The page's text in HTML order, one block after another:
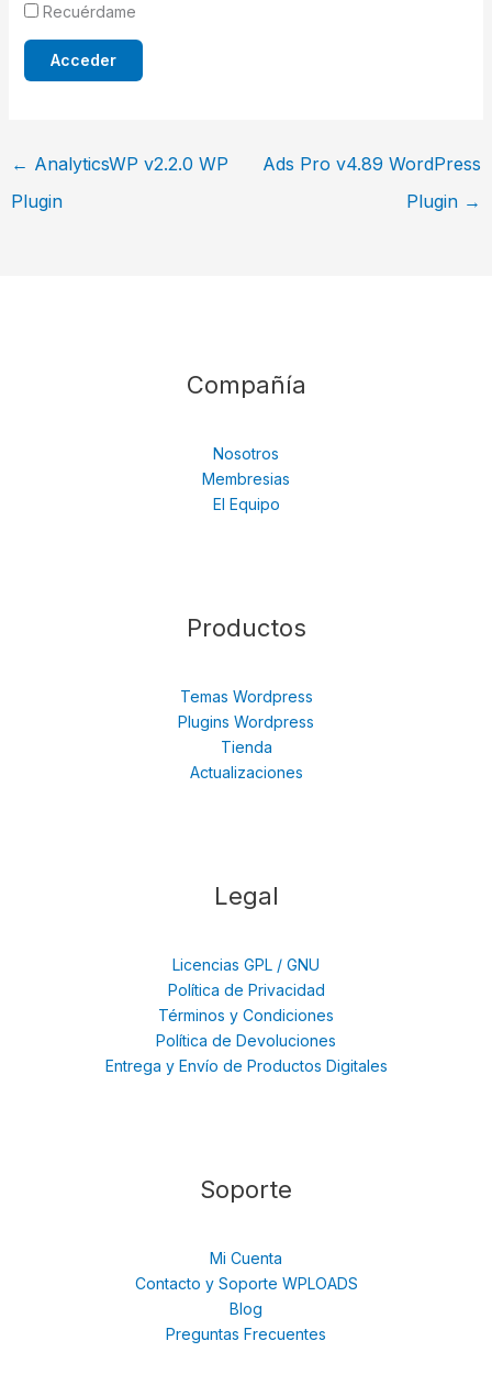
Recuérdame
← AnalyticsWP v2.2.0 WP
Plugin
Ads Pro v4.89 WordPress
Plugin →
Compañía
Nosotros
Membresias
El Equipo
Productos
Temas Wordpress
Plugins Wordpress
Tienda
Actualizaciones
Legal
Licencias GPL / GNU
Política de Privacidad
Términos y Condiciones
Política de Devoluciones
Entrega y Envío de Productos Digitales
Soporte
Mi Cuenta
Contacto y Soporte WPLOADS
Blog
Preguntas Frecuentes